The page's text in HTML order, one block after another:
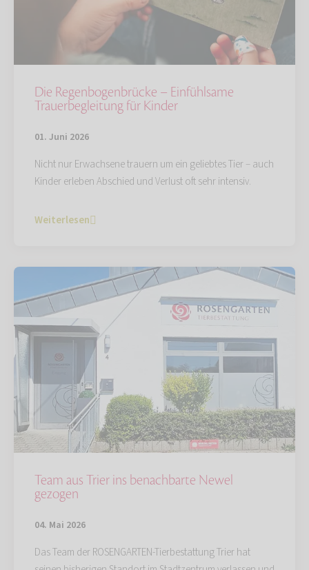
Die Regenbogenbrücke – Einfühlsame
Trauerbegleitung für Kinder
01. Juni 2026
Nicht nur Erwachsene trauern um ein geliebtes Tier – auch
Kinder erleben Abschied und Verlust oft sehr intensiv.
Weiterlesen
Team aus Trier ins benachbarte Newel
gezogen
04. Mai 2026
Das Team der ROSENGARTEN-Tierbestattung Trier hat